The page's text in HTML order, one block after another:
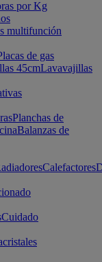
por Kg
multifunción
de gas
45cmLavavajillas
Planchas de
Balanzas de
Calefactores
Cuidado